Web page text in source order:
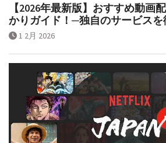
【2026年最新版】おすすめ動画
かりガイド！─独自のサービスを
1 2月 2026